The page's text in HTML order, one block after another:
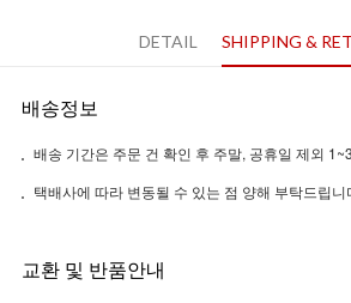
DETAIL SHIPPING &
배송정보
배송 기간은 주문 건 확인 후 주말, 공휴일 제외
택배사에 따라 변동될 수 있는 점 양해 부탁드립니
교환 및 반품안내